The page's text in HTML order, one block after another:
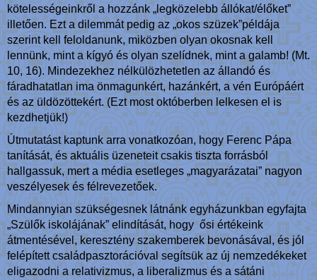
kötelességeinkről a hozzánk „legközelebb állókat/élőket”
illetően. Ezt a dilemmát pedig az „okos szüzek”példája
szerint kell feloldanunk, miközben olyan okosnak kell
lennünk, mint a kígyó és olyan szelídnek, mint a galamb! (Mt.
10, 16). Mindezekhez nélkülözhetetlen az állandó és
fáradhatatlan ima önmagunkért, hazánkért, a vén Európáért
és az üldözöttekért. (Ezt most októberben lelkesen el is
kezdhetjük!)
Útmutatást kaptunk arra vonatkozóan, hogy Ferenc Pápa
tanítását, és aktuális üzeneteit csakis tiszta forrásból
hallgassuk, mert a média esetleges „magyarázatai” nagyon
veszélyesek és félrevezetőek.
Mindannyian szükségesnek látnánk egyházunkban egyfajta
„Szülők iskolájának” elindítását, hogy ősi értékeink
átmentésével, keresztény szakemberek bevonásával, és jól
felépített családpasztorációval segítsük az új nemzedékeket
eligazodni a relativizmus, a liberalizmus és a sátáni